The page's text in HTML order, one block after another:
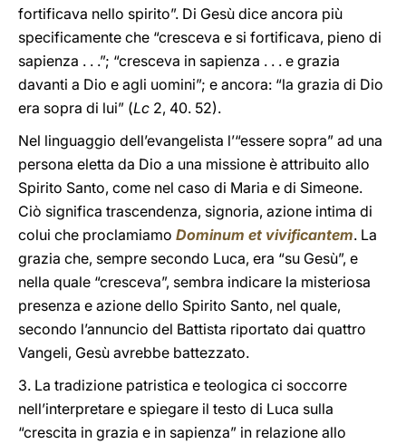
fortificava nello spirito”. Di Gesù dice ancora più
specificamente che “cresceva e si fortificava, pieno di
sapienza . . .”; “cresceva in sapienza . . . e grazia
davanti a Dio e agli uomini”; e ancora: “la grazia di Dio
era sopra di lui” (Lc 2, 40. 52).
Nel linguaggio dell’evangelista l’“essere sopra” ad una
persona eletta da Dio a una missione è attribuito allo
Spirito Santo, come nel caso di Maria e di Simeone.
Ciò significa trascendenza, signoria, azione intima di
colui che proclamiamo Dominum et vivificantem. La
grazia che, sempre secondo Luca, era “su Gesù”, e
nella quale “cresceva”, sembra indicare la misteriosa
presenza e azione dello Spirito Santo, nel quale,
secondo l’annuncio del Battista riportato dai quattro
Vangeli, Gesù avrebbe battezzato.
3. La tradizione patristica e teologica ci soccorre
nell’interpretare e spiegare il testo di Luca sulla
“crescita in grazia e in sapienza” in relazione allo